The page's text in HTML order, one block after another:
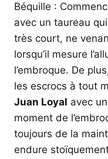
Béquille :
avec un taureau
très court, ne
lorsqu’il mesure
l’embroque. De
les escrocs à tout
Juan Loyal avec
moment de
toujours de la
endure